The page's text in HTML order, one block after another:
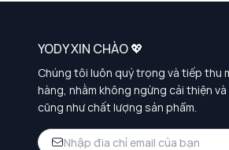
YODY XIN CHÀO 💖
Chúng tôi luôn quý trọng và tiếp thu
hàng, nhằm không ngừng cải thiện
cũng như chất lượng sản phẩm.